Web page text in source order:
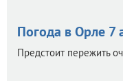
Погода в Орле 7
Предстоит пережить